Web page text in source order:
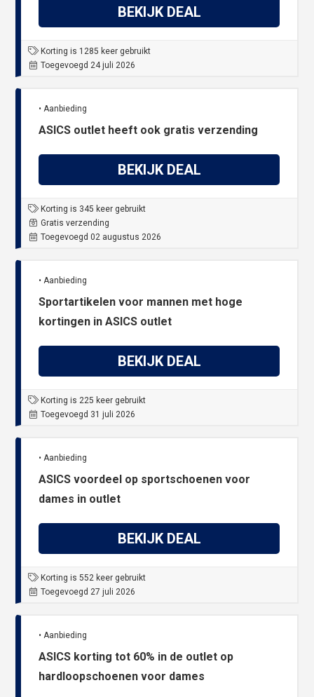
BEKIJK DEAL
Korting is 1285 keer gebruikt
Toegevoegd 24 juli 2026
• Aanbieding
ASICS outlet heeft ook gratis verzending
BEKIJK DEAL
Korting is 345 keer gebruikt
Gratis verzending
Toegevoegd 02 augustus 2026
• Aanbieding
Sportartikelen voor mannen met hoge
kortingen in ASICS outlet
BEKIJK DEAL
Korting is 225 keer gebruikt
Toegevoegd 31 juli 2026
• Aanbieding
ASICS voordeel op sportschoenen voor
dames in outlet
BEKIJK DEAL
Korting is 552 keer gebruikt
Toegevoegd 27 juli 2026
• Aanbieding
ASICS korting tot 60% in de outlet op
hardloopschoenen voor dames